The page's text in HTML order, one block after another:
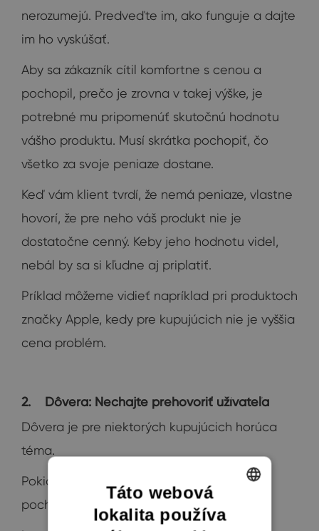
nerozumejú. Predveďte im, ako funguje a dajte
im ho vyskúšať.
Aby sa zákazník cítil komfortne s cenou a
pochopil, prečo je zrovna v takej výške, je
potrebné mu pripomenúť skutočnú hodnotu
vášho produktu. Musí skrátka pochopiť, čo
všetko za svoje peniaze dostane.
Keď vám klient tvrdí, že nemá peniaze, vlastne
hovorí, že pre neho váš produkt nie je
dostatočne cenný. Keby jeho hodnotu videl,
nebál by sa si kľudne aj priplatiť.
Príklad môžeme vidieť napríklad pri produktoch
značky Apple, kedy pre kupujúcich nie je vyššia
cena problém.
2. Dôvera: Nechajte prehovoriť užívateľa
Dôvera je pre niektorých kupujúcich horúca
téma.
Pokiaľ vám zákazník neverí, je dôležité ho
pochopiť, byť
empatický a úprimný.ENGLISH
Táto webová
lokalita používa